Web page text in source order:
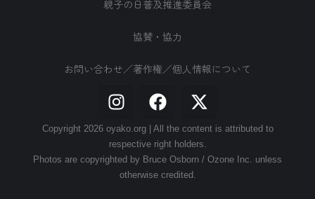
親子の日普及推進委員会
協賛・協力
お問い合わせ／著作権／個人情報について
Copyright 2026 oyako.org | All the content is attributed to
respective right holders.
Photos are copyrighted by Bruce Osborn / Ozone Inc. unless
otherwise credited.